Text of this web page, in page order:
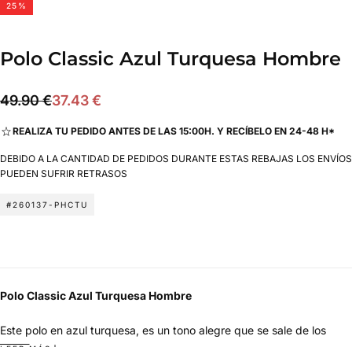
25 %
Polo Classic Azul Turquesa Hombre
37.43
Precio
49.90 €Precio
37.43 €
REALIZA TU PEDIDO ANTES DE LAS 15:00H. Y RECÍBELO EN 24-48 H*
DEBIDO A LA CANTIDAD DE PEDIDOS DURANTE ESTAS REBAJAS LOS ENVÍOS
PUEDEN SUFRIR RETRASOS
#260137-PHCTU
Polo Classic Azul Turquesa Hombre
Este polo en azul turquesa, es un tono alegre que se sale de los